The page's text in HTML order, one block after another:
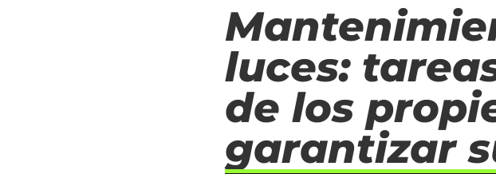
luces:
de los
garantizar